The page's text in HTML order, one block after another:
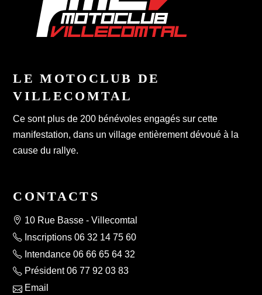
LE MOTOCLUB DE
VILLECOMTAL
Ce sont plus de 200 bénévoles engagés sur cette
manifestation, dans un village entièrement dévoué à la
cause du rallye.
CONTACTS
10 Rue Basse - Villecomtal
Inscriptions 06 32 14 75 60
Intendance 06 66 65 64 32
Président 06 77 92 03 83
Email